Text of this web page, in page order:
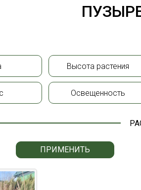
Высота растения
Освещенность
ПРИМЕНИТЬ